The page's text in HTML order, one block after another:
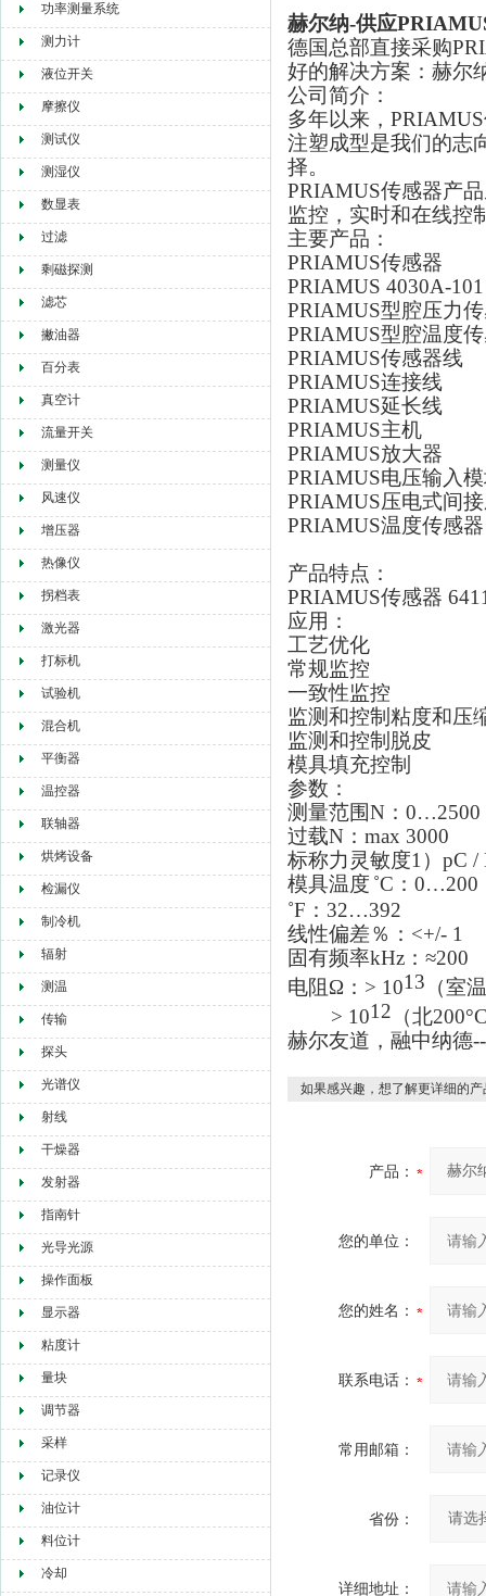
功率测量系统
测力计
液位开关
摩擦仪
测试仪
测湿仪
数显表
过滤
剩磁探测
滤芯
撇油器
百分表
真空计
流量开关
测量仪
风速仪
增压器
热像仪
拐档表
激光器
打标机
试验机
混合机
平衡器
温控器
联轴器
烘烤设备
检漏仪
制冷机
辐射
测温
传输
探头
光谱仪
射线
干燥器
发射器
指南针
光导光源
操作面板
显示器
粘度计
量块
调节器
采样
记录仪
油位计
料位计
冷却
赫尔纳-供应
德国总部直接采购
好的解决方案：赫尔
公司简介：
多年以来，
注塑成型是我们的志
择。
PRIAMUS传感器产
监控，实时和在线控
主要产品：
PRIAMUS传感器
PRIAMUS 4030A-101
PRIAMUS型腔压力
PRIAMUS型腔温度
PRIAMUS传感器线
PRIAMUS连接线
PRIAMUS延长线
PRIAMUS主机
PRIAMUS放大器
PRIAMUS电压输入
PRIAMUS压电式间
PRIAMUS温度传感器
产品特点：
PRIAMUS传感器
应用：
工艺优化
常规监控
一致性监控
监测和控制粘度和压
监测和控制脱皮
模具填充控制
参数：
测量范围N：0…2500
过载N：max 3000
标称力灵敏度1）pC /
模具温度 ˚C： 0…200
˚F： 32…392
线性偏差％：<+/- 1
固有频率kHz：≈200
电阻Ω：> 1013 （室
> 1012 （北
赫尔友道，融中纳德
如果感兴趣，想了解更详细的
产品：
您的单位：
您的姓名：
联系电话：
常用邮箱：
省份：
详细地址：